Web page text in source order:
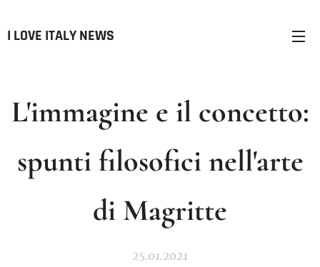
I LOVE ITALY NEWS
L'immagine e il concetto:
spunti filosofici nell'arte
di Magritte
25.01.2021